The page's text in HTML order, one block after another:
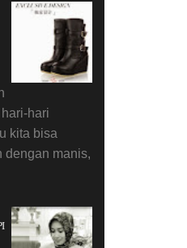
hari
kita bisa
dengan manis,